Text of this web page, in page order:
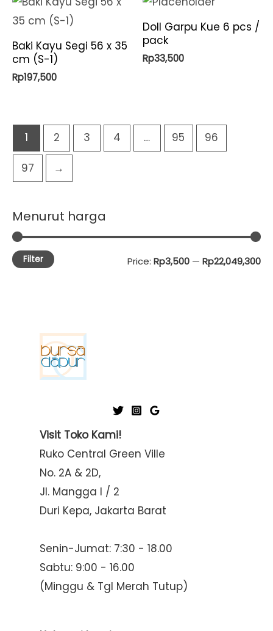
Menurut harga
MM
Filter Price: Rp3,500 — Rp22,049,300
Baki Kayu Segi 56 x 35
cm (S-1)
Rp197,500
Doll Garpu Kue 6 pcs /
pack
Rp33,500
1 2 3 4 … 95 96
97 →
Visit Toko Kami!
Ruko Central Green Ville
No. 2A & 2D,
Jl. Mangga I / 2
Duri Kepa, Jakarta Barat
Senin-Jumat: 7:30 - 18.00
Sabtu: 9:00 - 16.00
(Minggu & Tgl Merah Tutup)